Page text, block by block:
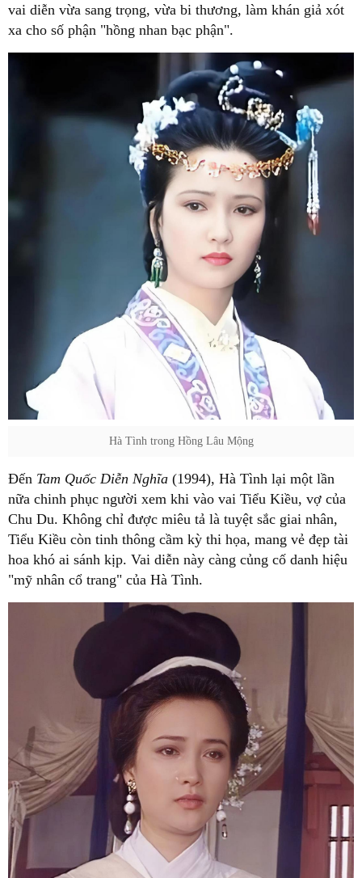
vai diễn vừa sang trọng, vừa bi thương, làm khán giả xót
xa cho số phận "hồng nhan bạc phận".
Hà Tình trong Hồng Lâu Mộng
Đến Tam Quốc Diễn Nghĩa (1994), Hà Tình lại một lần
nữa chinh phục người xem khi vào vai Tiểu Kiều, vợ của
Chu Du. Không chỉ được miêu tả là tuyệt sắc giai nhân,
Tiểu Kiều còn tinh thông cầm kỳ thi họa, mang vẻ đẹp tài
hoa khó ai sánh kịp. Vai diễn này càng củng cố danh hiệu
"mỹ nhân cổ trang" của Hà Tình.